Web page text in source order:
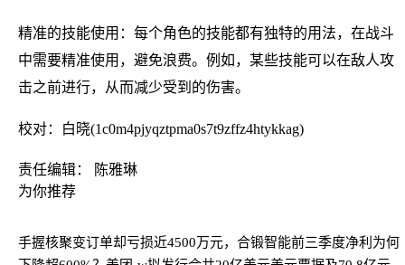
精准的技能使用：每个角色的技能都有独特的用法，在战斗
中需要精准使用，避免浪费。例如，某些技能可以在敌人攻
击之前进行，从而减少受到的伤害。
校对：白晓(1c0m4pjyqztpma0s7t9zffz4htykkag)
责任编辑： 陈雅琳
为你推荐
手握核聚变订单却亏损近4500万元，合锻智能前三季度净利为何